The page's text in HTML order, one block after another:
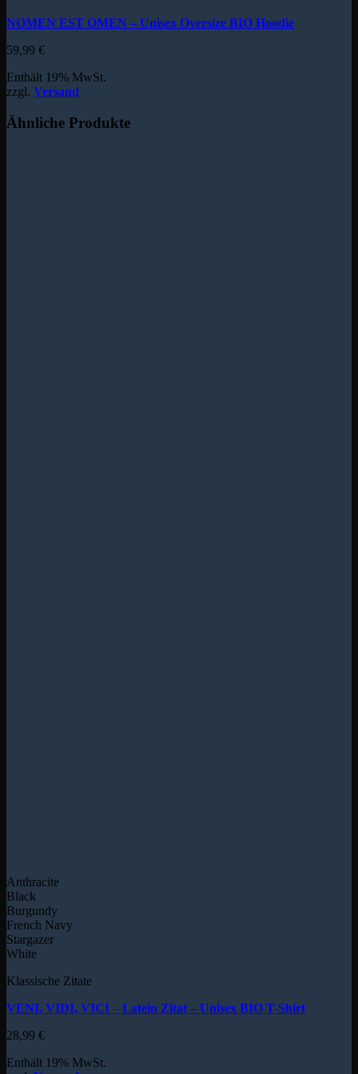
NOMEN EST OMEN – Unisex Oversize BIO Hoodie
59,99 €
Enthält 19% MwSt.
zzgl. Versand
Ähnliche Produkte
Anthracite
Black
Burgundy
French Navy
Stargazer
White
Klassische Zitate
VENI, VIDI, VICI – Latein Zitat – Unisex BIO T-Shirt
28,99 €
Enthält 19% MwSt.